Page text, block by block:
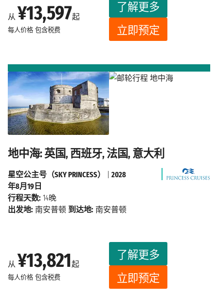
从 ¥13,597起
每人价格 包含税费
了解更多
立即预定
地中海: 英国, 西班牙, 法国, 意大利
从 ¥13,821起
每人价格 包含税费
了解更多
立即预定
星空公主号（SKY PRINCESS）
2028
年8月19日
行程天数: 14晚
出发地: 南安普顿 到达地: 南安普顿